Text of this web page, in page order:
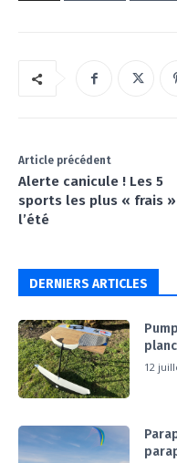
Article précédent
Alerte canicule ! Les 5
sports les plus « frais
l’été
DERNIERS ARTICLES
12